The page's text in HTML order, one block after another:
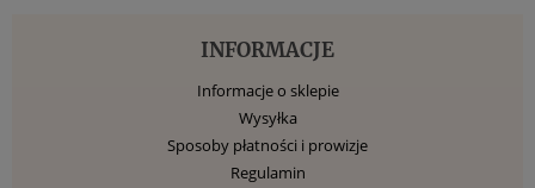
INFORMACJE
Informacje o sklepie
Wysyłka
Sposoby płatności i prowizje
Regulamin